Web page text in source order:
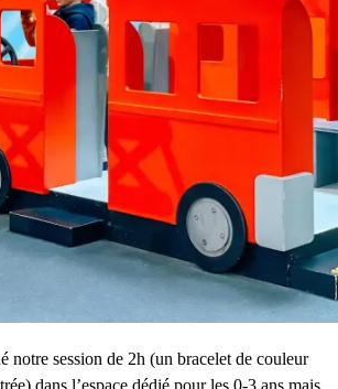
notre session de 2h (un bracelet de couleur
dans l’espace dédié pour les 0-3 ans mais